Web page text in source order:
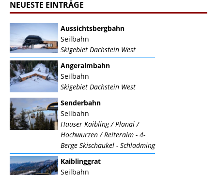
NEUESTE EINTRÄGE
Aussichtsbergbahn
Seilbahn
Skigebiet Dachstein West
Angeralmbahn
Seilbahn
Skigebiet Dachstein West
Senderbahn
Seilbahn
Hauser Kaibling / Planai /
Hochwurzen / Reiteralm - 4-
Berge Skischaukel - Schladming
Kaiblinggrat
Seilbahn